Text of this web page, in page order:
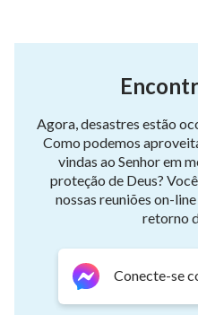
Agora, desastres estão
Como podemos
vindas ao Senhor em
proteção de Deus?
nossas reuniões on-
retorno
Conecte-se